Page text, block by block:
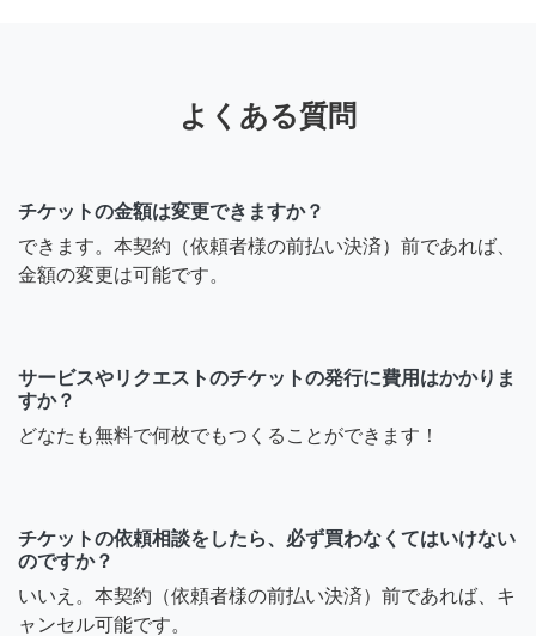
よくある質問
チケットの金額は変更できますか？
できます。本契約（依頼者様の前払い決済）前であれば、
金額の変更は可能です。
サービスやリクエストのチケットの発行に費用はかかりま
すか？
どなたも無料で何枚でもつくることができます！
チケットの依頼相談をしたら、必ず買わなくてはいけない
のですか？
いいえ。本契約（依頼者様の前払い決済）前であれば、キ
ャンセル可能です。